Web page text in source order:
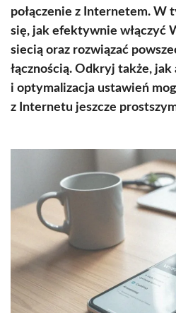
połączenie z Internetem. W
się, jak efektywnie włączyć
siecią oraz rozwiązać
łącznością. Odkryj także, jak
i optymalizacja ustawień
z Internetu jeszcze